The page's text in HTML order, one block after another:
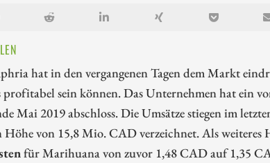
hat in den vergangenen Tagen dem Markt
sein können. Das Unternehmen hat ein
Mai 2019 abschloss. Die Umsätze stiegen im
von 15,8 Mio. CAD verzeichnet. Als
für Marihuana von zuvor 1,48 CAD auf 1,35